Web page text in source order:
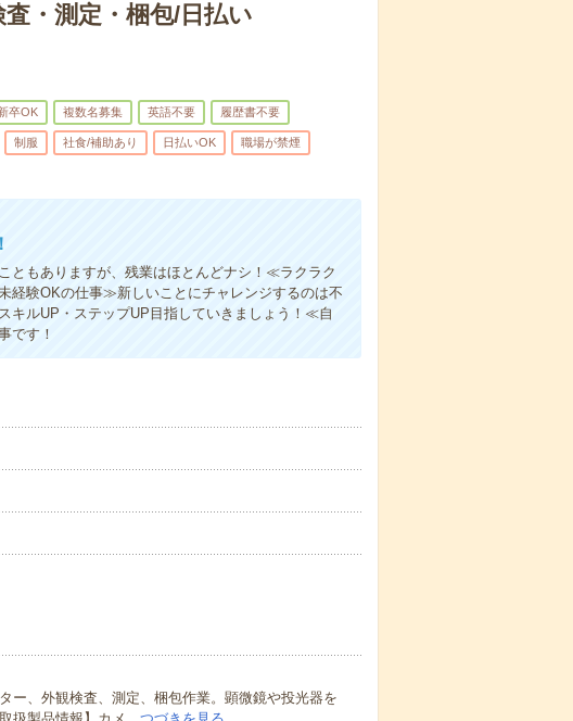
査・測定・梱包/日払い
卒OK 複数名募集 英語不要 履歴書不要
制服 社食/補助あり 日払いOK 職場が禁煙
もありますが、残業はほとんどナシ！≪ラクラク
験OKの仕事≫新しいことにチャレンジするのは不
キルUP・ステップUP目指していきましょう！≪自
です！
ー、外観検査、測定、梱包作業。顕微鏡や投光器を